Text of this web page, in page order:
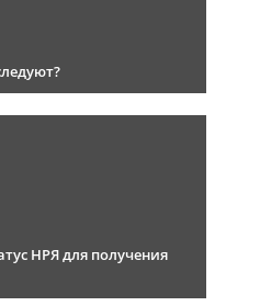
НРЯ для получения